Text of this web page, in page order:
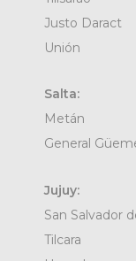
Justo Daract
Unión
Salta:
Metán
General
Jujuy:
San Salvador
Tilcara